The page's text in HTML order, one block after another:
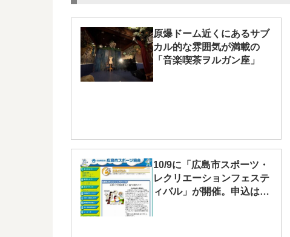
原爆ドーム近くにあるサブ
カル的な雰囲気が満載の
「音楽喫茶ヲルガン座」
10/9に「広島市スポーツ・
レクリエーションフェステ
ィバル」が開催。申込は